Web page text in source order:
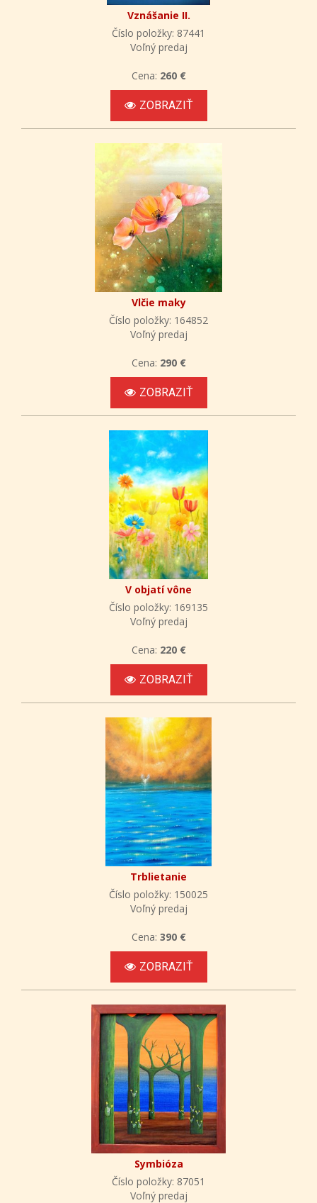
Vznášanie II.
Číslo položky: 87441
Voľný predaj
Cena: 260 €
ZOBRAZIŤ
Vlčie maky
Číslo položky: 164852
Voľný predaj
Cena: 290 €
ZOBRAZIŤ
V objatí vône
Číslo položky: 169135
Voľný predaj
Cena: 220 €
ZOBRAZIŤ
Trblietanie
Číslo položky: 150025
Voľný predaj
Cena: 390 €
ZOBRAZIŤ
Symbióza
Číslo položky: 87051
Voľný predaj